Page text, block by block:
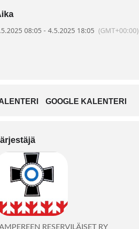
08:05 - 4.5.2025 18:05 (GMT+00:00)
GOOGLE KALENTERI
RESERVILÄISET RY